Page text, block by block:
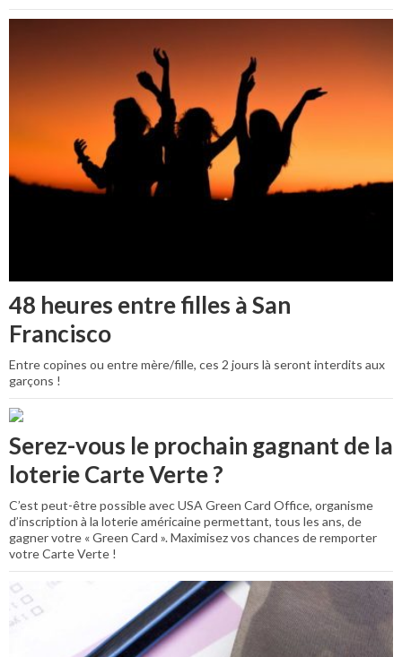
48 heures entre filles à San
Francisco
Entre copines ou entre mère/fille, ces 2 jours là seront interdits aux
garçons !
Serez-vous le prochain gagnant de la
loterie Carte Verte ?
C’est peut-être possible avec USA Green Card Office, organisme
d’inscription à la loterie américaine permettant, tous les ans, de
gagner votre « Green Card ». Maximisez vos chances de remporter
votre Carte Verte !